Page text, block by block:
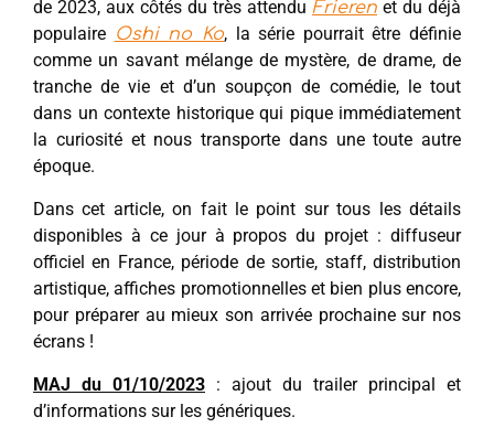
de 2023, aux côtés du très attendu Frieren et du déjà
populaire Oshi no Ko, la série pourrait être définie
comme un savant mélange de mystère, de drame, de
tranche de vie et d’un soupçon de comédie, le tout
dans un contexte historique qui pique immédiatement
la curiosité et nous transporte dans une toute autre
époque.
Dans cet article, on fait le point sur tous les détails
disponibles à ce jour à propos du projet : diffuseur
officiel en France, période de sortie, staff, distribution
artistique, affiches promotionnelles et bien plus encore,
pour préparer au mieux son arrivée prochaine sur nos
écrans !
MAJ du 01/10/2023 : ajout du trailer principal et
d’informations sur les génériques.